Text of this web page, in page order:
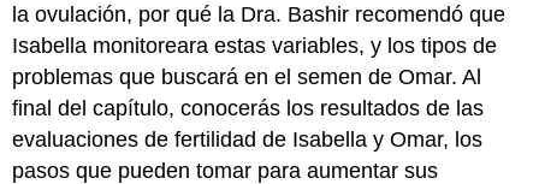
la ovulación, por qué la Dra. Bashir recomendó que
Isabella monitoreara estas variables, y los tipos de
problemas que buscará en el semen de Omar. Al
final del capítulo, conocerás los resultados de las
evaluaciones de fertilidad de Isabella y Omar, los
pasos que pueden tomar para aumentar sus